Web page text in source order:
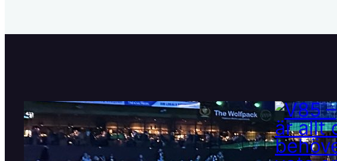
SHL är tillbaka!
11 september, 2025